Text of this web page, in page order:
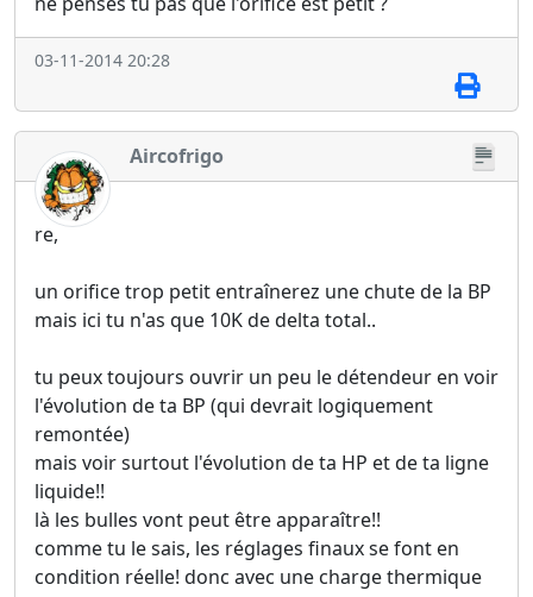
03-11-2014 20:28
Aircofrigo
re,
un orifice trop petit entraînerez une chute de la BP
mais ici tu n'as que 10K de delta total..
tu peux toujours ouvrir un peu le détendeur en voir
l'évolution de ta BP (qui devrait logiquement
remontée)
mais voir surtout l'évolution de ta HP et de ta ligne
liquide!!
là les bulles vont peut être apparaître!!
comme tu le sais, les réglages finaux se font en
condition réelle! donc avec une charge thermique